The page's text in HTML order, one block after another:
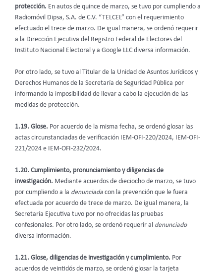
protección. En autos de quince de marzo, se tuvo por cumpliendo a
Radiomóvil Dipsa, S.A. de C.V. “TELCEL” con el requerimiento
efectuado el trece de marzo. De igual manera, se ordenó requerir
a la Dirección Ejecutiva del Registro Federal de Electores del
Instituto Nacional Electoral y a Google LLC diversa información.
Por otro lado, se tuvo al Titular de la Unidad de Asuntos Jurídicos y
Derechos Humanos de la Secretaría de Seguridad Pública por
informando la imposibilidad de llevar a cabo la ejecución de las
medidas de protección.
1.19. Glose. Por acuerdo de la misma fecha, se ordenó glosar las
actas circunstanciadas de verificación IEM-OFI-220/2024, IEM-OFI-
221/2024 e IEM-OFI-232/2024.
1.20. Cumplimiento, pronunciamiento y diligencias de
investigación. Mediante acuerdos de dieciocho de marzo, se tuvo
por cumpliendo a la denunciada con la prevención que le fuera
efectuada por acuerdo de trece de marzo. De igual manera, la
Secretaría Ejecutiva tuvo por no ofrecidas las pruebas
confesionales. Por otro lado, se ordenó requerir al denunciado
diversa información.
1.21. Glose, diligencias de investigación y cumplimiento. Por
acuerdos de veintidós de marzo, se ordenó glosar la tarjeta